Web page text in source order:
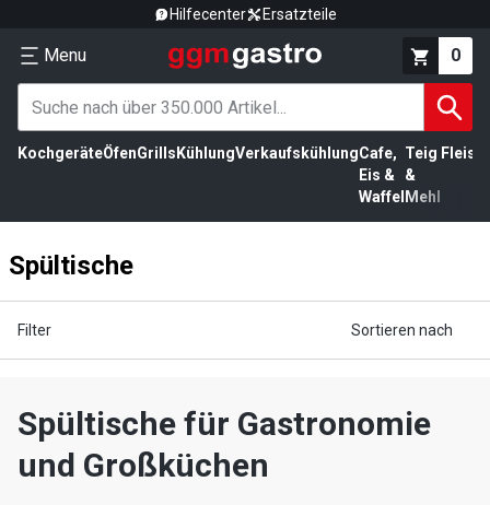
Hilfecenter Ersatzteile
Menu 0
KochgeräteÖfenGrills KühlungVerkaufskühlungCafe,
Eis &
Waffel
Teig
&
Mehl
Spültische
Filter Sortieren nach
Spültische für Gastronomie
und Großküchen